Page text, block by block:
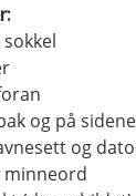
og på sidene
og
minneord